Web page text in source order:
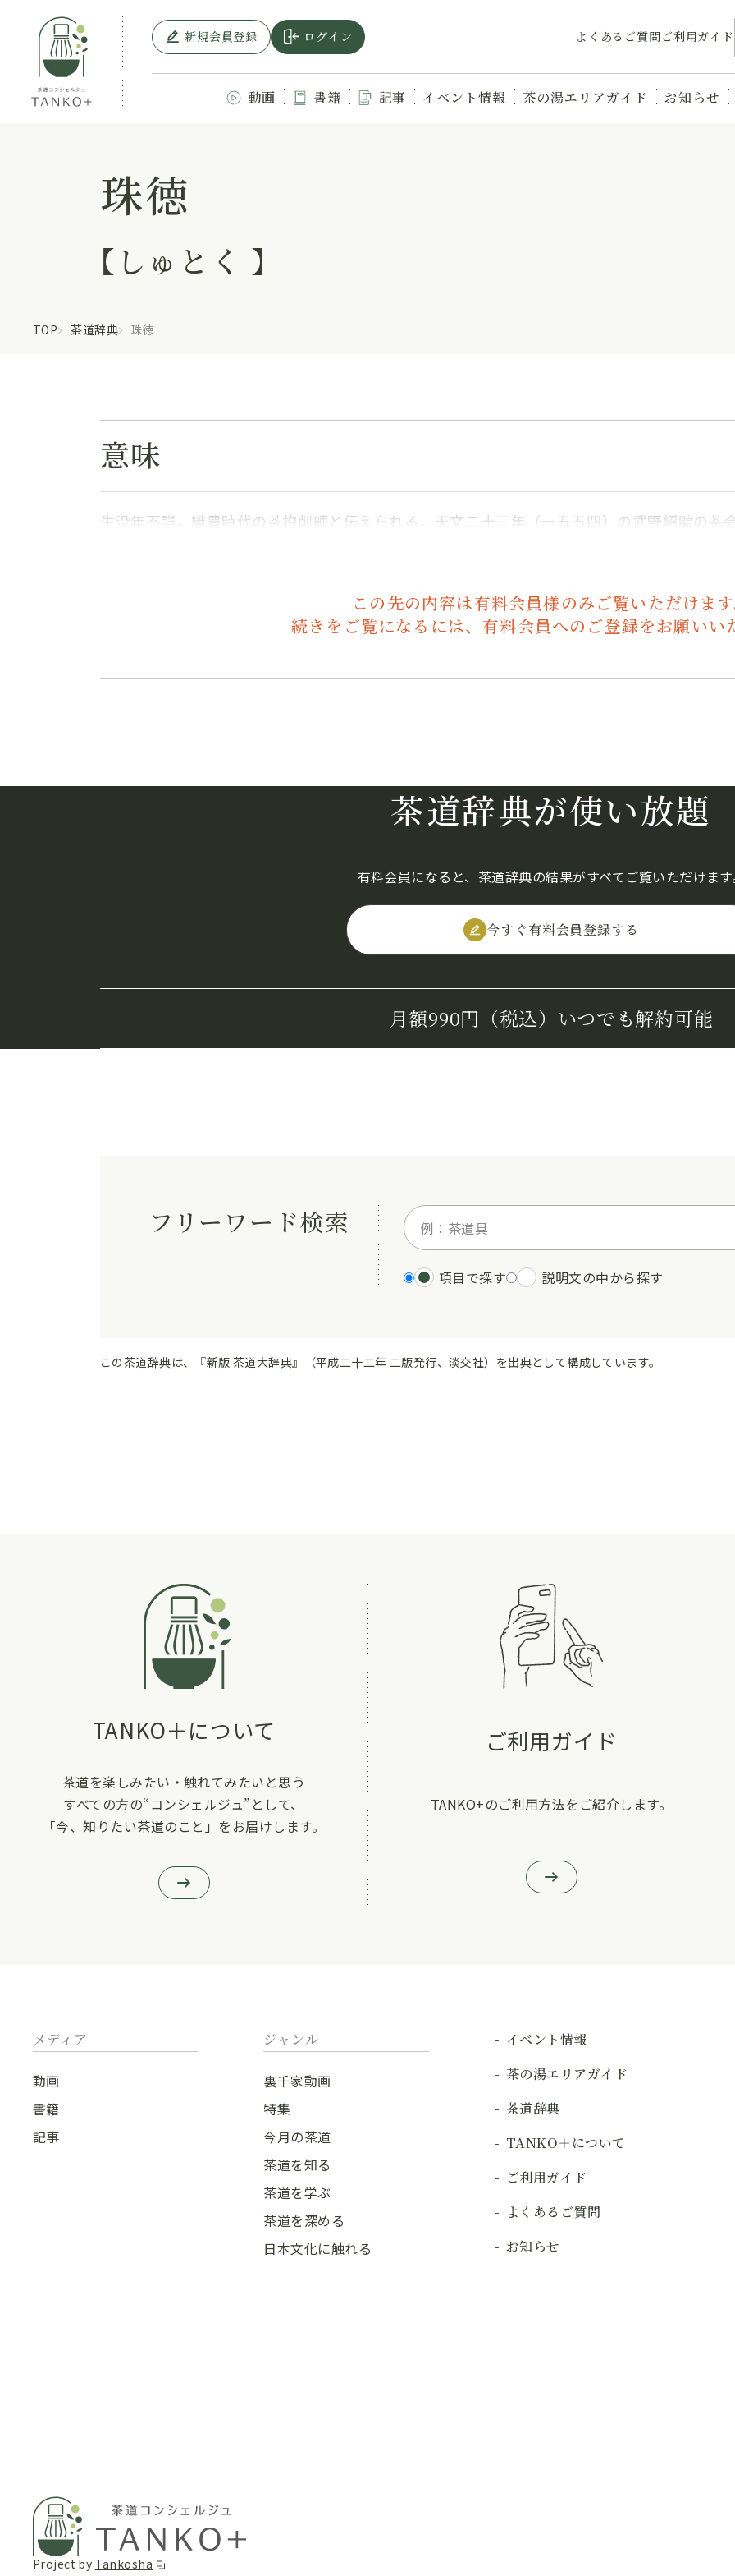
新規会員登録 ログイン よくあるご質問ご利用ガイド
動画 書籍 記事 イベント情報 茶の湯エリアガイド お知らせ
珠徳
【しゅとく 】
TOP 茶道辞典 珠徳
意味
生没年不詳。織豊時代の茶杓削師と伝えられる。天文二十三年（一五五四）の武野紹鷗の
この先の内容は有料会員様のみご覧いただけま
続きをご覧になるには、有料会員へのご登録をお願いい
茶道辞典が使い放題
有料会員になると、茶道辞典の結果がすべてご覧いただけま
今すぐ有料会員登録する
月額990円（税込） いつでも解約可能
フリーワード検索
項目で探す 説明文の中から探す
この茶道辞典は、『新版 茶道大辞典』（平成二十二年 二版発行、淡交社）を出典として構成しています。
TANKO＋について
茶道を楽しみたい・触れてみたいと思う
すべての方の“コンシェルジュ”として、
「今、知りたい茶道のこと」をお届けします。
ご利用ガイド
TANKO+のご利用方法をご紹介します。
メディア
動画
書籍
記事
ジャンル
裏千家動画
特集
今月の茶道
茶道を知る
茶道を学ぶ
茶道を深める
日本文化に触れる
イベント情報
茶の湯エリアガイド
茶道辞典
TANKO＋について
ご利用ガイド
よくあるご質問
お知らせ
Project by Tankosha